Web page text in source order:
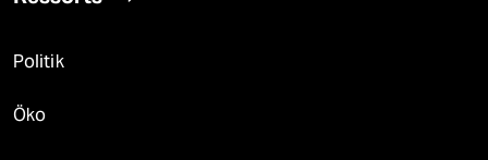
Politik
Öko